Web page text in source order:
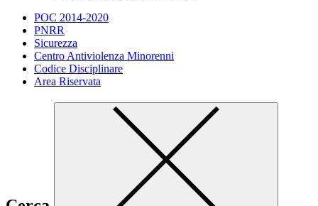
POC 2014-2020
PNRR
Sicurezza
Centro Antiviolenza Minorenni
Codice Disciplinare
Area Riservata